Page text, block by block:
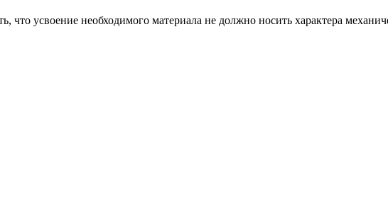
что усвоение необходимого материала не должно носить характера